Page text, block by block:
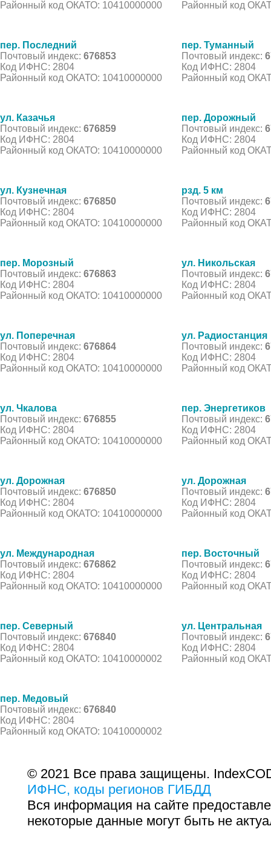
Районный код ОКАТО: 10410000000 Районный код
пер. Последний
Почтовый индекс: 676853
Код ИФНС: 2804
Районный код ОКАТО: 10410000000
пер. Туманный
Почтовый индекс:
Код ИФНС: 2804
Районный код
ул. Казачья
Почтовый индекс: 676859
Код ИФНС: 2804
Районный код ОКАТО: 10410000000
пер. Дорожный
Почтовый индекс:
Код ИФНС: 2804
Районный код
ул. Кузнечная
Почтовый индекс: 676850
Код ИФНС: 2804
Районный код ОКАТО: 10410000000
рзд. 5 км
Почтовый индекс:
Код ИФНС: 2804
Районный код
пер. Морозный
Почтовый индекс: 676863
Код ИФНС: 2804
Районный код ОКАТО: 10410000000
ул. Никольская
Почтовый индекс:
Код ИФНС: 2804
Районный код
ул. Поперечная
Почтовый индекс: 676864
Код ИФНС: 2804
Районный код ОКАТО: 10410000000
ул. Радиостанция
Почтовый индекс:
Код ИФНС: 2804
Районный код
ул. Чкалова
Почтовый индекс: 676855
Код ИФНС: 2804
Районный код ОКАТО: 10410000000
пер. Энергетиков
Почтовый индекс:
Код ИФНС: 2804
Районный код
ул. Дорожная
Почтовый индекс: 676850
Код ИФНС: 2804
Районный код ОКАТО: 10410000000
ул. Дорожная
Почтовый индекс:
Код ИФНС: 2804
Районный код
ул. Международная
Почтовый индекс: 676862
Код ИФНС: 2804
Районный код ОКАТО: 10410000000
пер. Восточный
Почтовый индекс:
Код ИФНС: 2804
Районный код
пер. Северный
Почтовый индекс: 676840
Код ИФНС: 2804
Районный код ОКАТО: 10410000002
ул. Центральная
Почтовый индекс:
Код ИФНС: 2804
Районный код
пер. Медовый
Почтовый индекс: 676840
Код ИФНС: 2804
Районный код ОКАТО: 10410000002
© 2021 Все права защищены.
ИФНС, коды регионов ГИБДД
Вся информация на сайте
некоторые данные могут быть не